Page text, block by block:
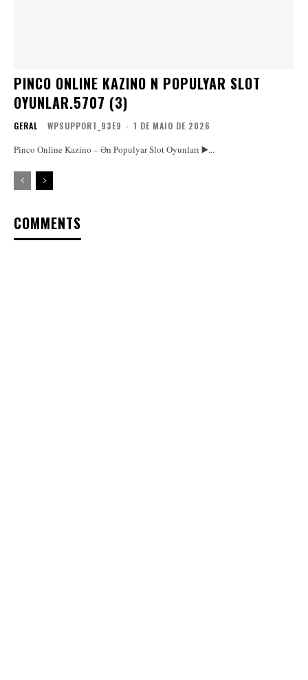
PINCO ONLINE KAZINO N POPULYAR SLOT
OYUNLAR.5707 (3)
GERAL WPSUPPORT_93E9 - 1 DE MAIO DE 2026
Pinco Online Kazino – Ən Populyar Slot Oyunları ▶️...
COMMENTS